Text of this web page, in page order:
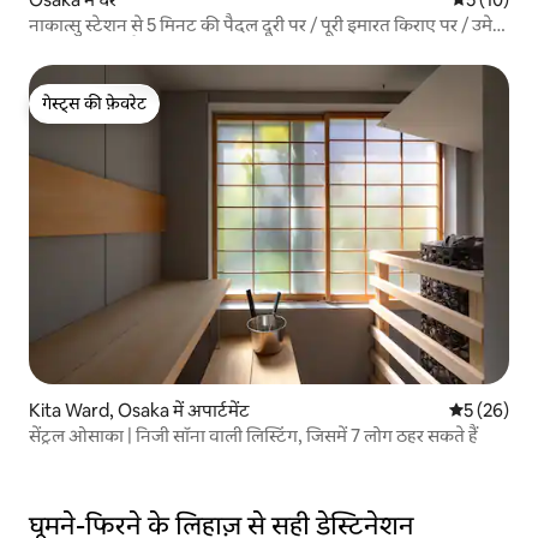
नाकात्सु स्टेशन से 5 मिनट की पैदल दूरी पर / पूरी इमारत किराए पर / उमेदा
गेस्ट्स की फ़ेवरेट
गेस्ट्स की फ़ेवरेट
Kita Ward, Osaka में अपार्टमेंट औसत रेटिंग
5 (26)
सेंट्रल ओसाका | निजी सॉना वाली लिस्टिंग, जिसमें 7 लोग ठहर सकते हैं
घूमने-फिरने के लिहाज़ से सही डेस्टिनेशन